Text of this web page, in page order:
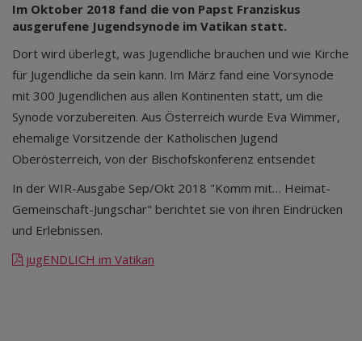
Im Oktober 2018 fand die von Papst Franziskus
ausgerufene Jugendsynode im Vatikan statt.
Dort wird überlegt, was Jugendliche brauchen und wie Kirche
für Jugendliche da sein kann. Im März fand eine Vorsynode
mit 300 Jugendlichen aus allen Kontinenten statt, um die
Synode vorzubereiten. Aus Österreich wurde Eva Wimmer,
ehemalige Vorsitzende der Katholischen Jugend
Oberösterreich, von der Bischofskonferenz entsendet
In der WIR-Ausgabe Sep/Okt 2018 "Komm mit… Heimat-
Gemeinschaft-Jungschar" berichtet sie von ihren Eindrücken
und Erlebnissen.
jugENDLICH im Vatikan